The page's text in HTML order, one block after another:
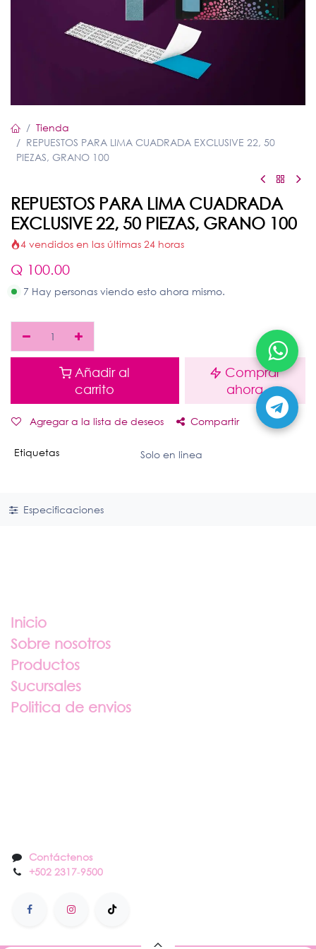
Tienda
REPUESTOS PARA LIMA CUADRADA EXCLUSIVE 22, 50
PIEZAS, GRANO 100
REPUESTOS PARA LIMA CUADRADA
EXCLUSIVE 22, 50 PIEZAS, GRANO 100
4 vendidos en las últimas 24 horas
Q 100.00
7 Hay personas viendo esto ahora mismo.
Añadir al
carrito
Comprar
ahora
Agregar a la lista de deseos Compartir
Etiquetas Solo en linea
Especificaciones
Inicio
Sobre nosotros
Productos
Sucursales
Politica de envios
Contáctenos
+502 2317-9500